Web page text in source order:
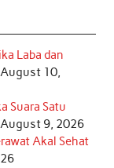
Laba dan
August 10,
Suara Satu
August 9, 2026
Akal Sehat